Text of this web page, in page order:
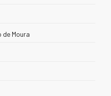
de Moura